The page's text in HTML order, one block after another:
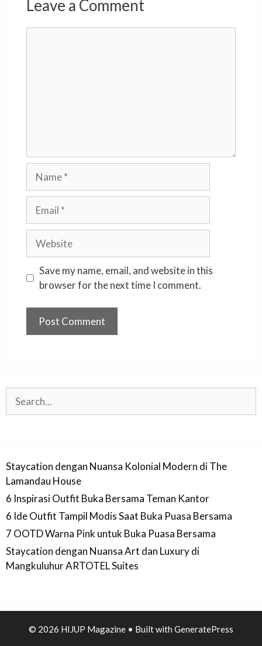
Leave a Comment
Save my name, email, and website in this
browser for the next time I comment.
Staycation dengan Nuansa Kolonial Modern di The
Lamandau House
6 Inspirasi Outfit Buka Bersama Teman Kantor
6 Ide Outfit Tampil Modis Saat Buka Puasa Bersama
7 OOTD Warna Pink untuk Buka Puasa Bersama
Staycation dengan Nuansa Art dan Luxury di
Mangkuluhur ARTOTEL Suites
© 2026 HIJUP Magazine • Built with GeneratePress